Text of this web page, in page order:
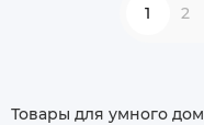
1 2
Товары для умного